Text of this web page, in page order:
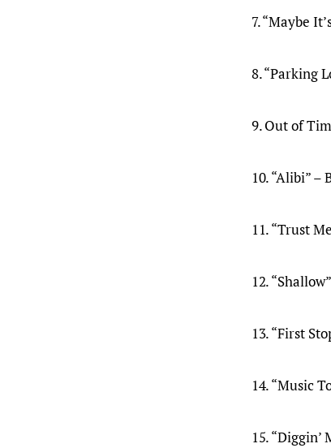
7. “Maybe
8. “Parking
9. Out of
10. “Alibi” –
11. “Trust
12.
13. “First
14. “Music
15. “Diggin’